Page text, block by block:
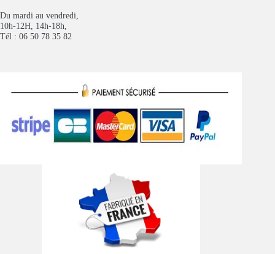
Du mardi au vendredi,
10h-12H, 14h-18h,
Tél : 06 50 78 35 82